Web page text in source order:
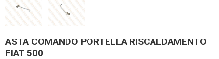
ASTA COMANDO PORTELLA RISCALDAMENTO
FIAT 500